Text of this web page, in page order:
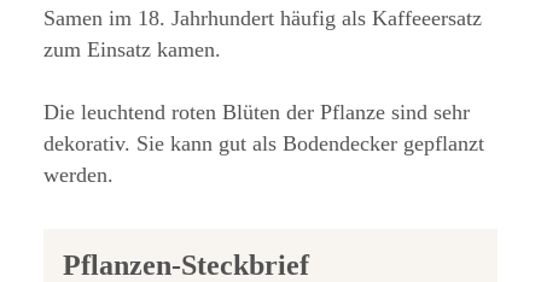
Samen im 18. Jahrhundert häufig als Kaffeeersatz
zum Einsatz kamen.
Die leuchtend roten Blüten der Pflanze sind sehr
dekorativ. Sie kann gut als Bodendecker gepflanzt
werden.
Pflanzen-Steckbrief